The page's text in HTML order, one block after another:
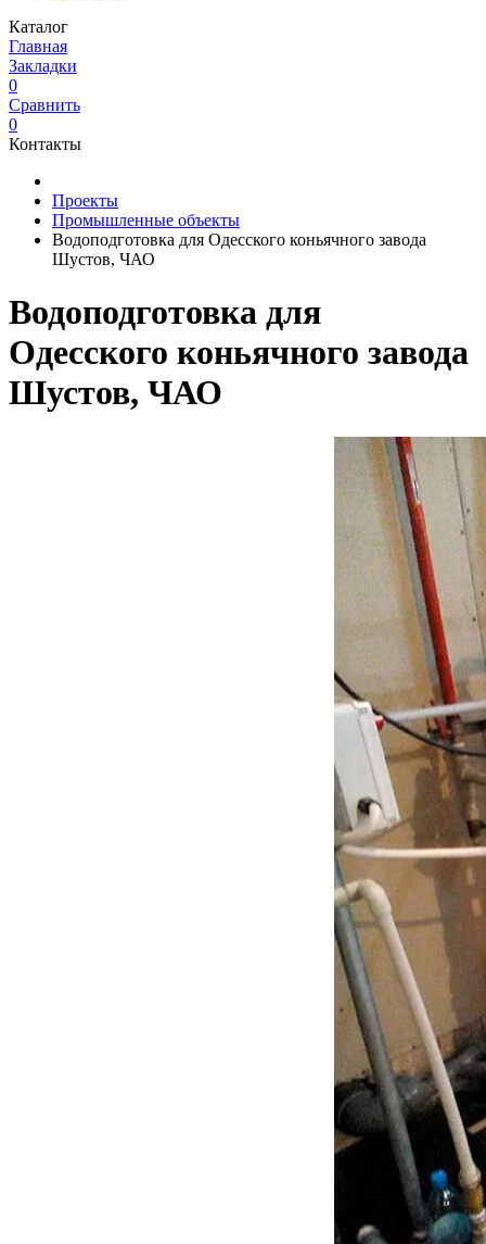
Каталог
Главная
Закладки
0
Сравнить
0
Контакты
Проекты
Промышленные объекты
Водоподготовка для Одесского коньячного завода
Шустов, ЧАО
Водоподготовка для
Одесского коньячного завода
Шустов, ЧАО